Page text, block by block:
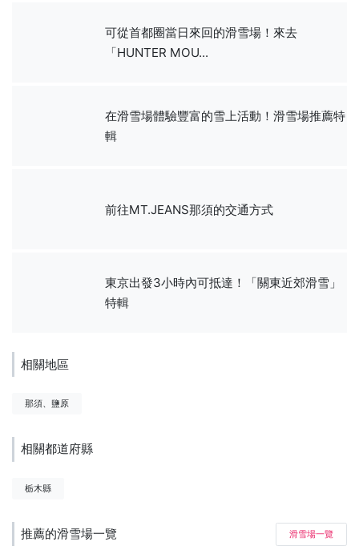
可從首都圈當日來回的滑雪場！來去
「HUNTER MOU...
在滑雪場體驗豐富的雪上活動！滑雪場推薦特
輯
前往MT.JEANS那須的交通方式
東京出發3小時內可抵達！「關東近郊滑雪」
特輯
相關地區
那須、鹽原
相關都道府縣
栃木縣
推薦的滑雪場一覽 滑雪場一覽